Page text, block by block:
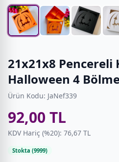
21x21x8
Halloween 4
Ürün Kodu: JaNef339
92,00 TL
KDV Hariç (%20): 76,67 TL
Stokta (9999)